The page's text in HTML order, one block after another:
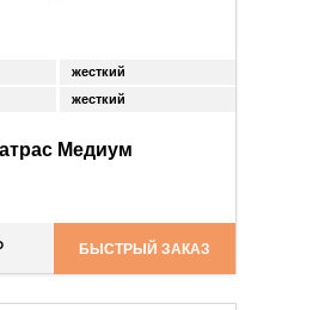
жесткий
жесткий
Медиум
БЫСТРЫЙ ЗАКАЗ